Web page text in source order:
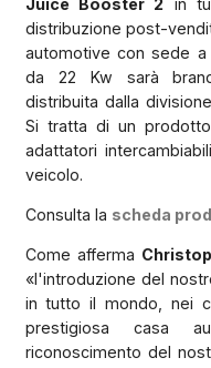
distribuzione post-
automotive con sede a
da 22 Kw sarà
distribuita dalla divisione
Si tratta di un
adattatori
veicolo.
Consulta la scheda
Come afferma
«l'introduzione del
in tutto il mondo, nei
prestigiosa casa
riconoscimento del